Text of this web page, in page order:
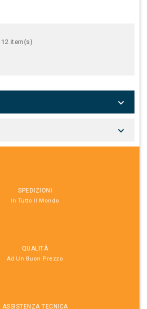
item(s)


SPEDIZIONI
In Tutto Il Mondo
QUALITÀ
Ad Un Buon Prezzo
ASSISTENZA TECNICA